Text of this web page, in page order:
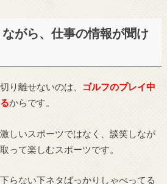
がら、仕事の情報が聞け
り離せないのは、
ゴルフのプレイ中
からです。
しいスポーツではなく、談笑しなが
って楽しむスポーツです。
らない下ネタばっかりしゃべってる